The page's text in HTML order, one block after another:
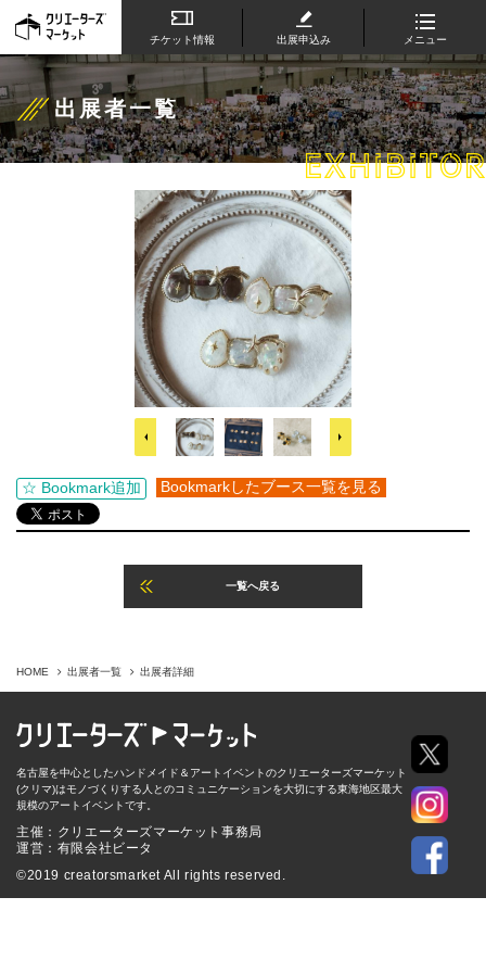
出展者一覧
EXHIBITOR
☆ Bookmark追加 Bookmarkしたブース一覧を見る
一覧へ戻る
HOME 出展者一覧 出展者詳細
名古屋を中心としたハンドメイド＆アートイベントのクリエーターズマーケット
(クリマ)はモノづくりする人とのコミュニケーションを大切にする東海地区最大
規模のアートイベントです。
主催：クリエーターズマーケット事務局
運営：有限会社ビータ
©2019 creatorsmarket All rights reserved.
チケット情報 出展申込み メニュー